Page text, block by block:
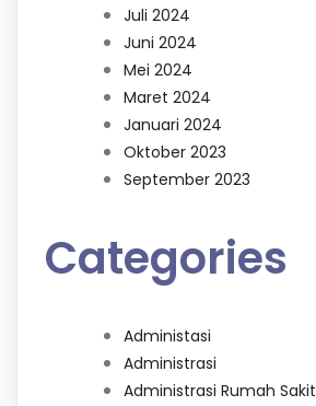
Juli 2024
Juni 2024
Mei 2024
Maret 2024
Januari 2024
Oktober 2023
September 2023
Categories
Administasi
Administrasi
Administrasi Rumah Sakit